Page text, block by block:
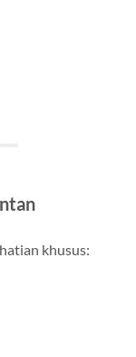
khusus: